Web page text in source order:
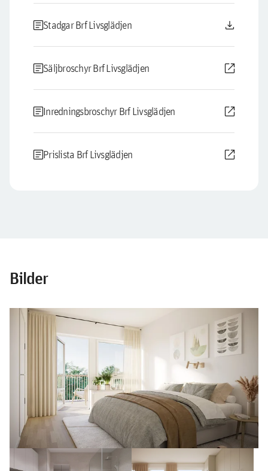
articleStadgar Brf Livsglädjen download
articleSäljbroschyr Brf Livsglädjen open_in_new
articleInredningsbroschyr Brf Livsglädjen open_in_new
articlePrislista Brf Livsglädjen open_in_new
Bilder